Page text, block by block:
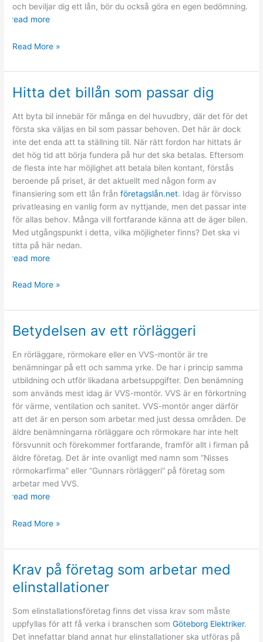
och beviljar dig ett lån, bör du också göra en egen bedömning.
read more
Har
råd
ett
Read More »
Hitta det billån som passar dig
Att byta bil innebär för många en del huvudbry, där det för det
första ska väljas en bil som passar behoven. Det här är dock
inte det enda att ta ställning till. När rätt fordon har hittats är
det hög tid att börja fundera på hur det ska betalas. Eftersom
de flesta inte har möjlighet att betala bilen kontant, förstås
beroende på priset, är det aktuellt med någon form av
finansiering som ett lån frånföretagslån.net. Idag är förvisso
privatleasing en vanlig form av nyttjande, men det passar inte
för allas behov. Många vill fortfarande känna att de äger bilen.
Med utgångspunkt i detta, vilka möjligheter finns? Det ska vi
titta på här nedan.
read more
Hitta
billån
som
passar
Read More »
Betydelsen av ett rörläggeri
En rörläggare, rörmokare eller en VVS-montör är tre
benämningar på ett och samma yrke. De har i princip samma
utbildning och utför likadana arbetsuppgifter. Den benämning
som används mest idag är VVS-montör. VVS är en förkortning
för värme, ventilation och sanitet. VVS-montör anger därför
att det är en person som arbetar med just dessa områden. De
äldre benämningarna rörläggare och rörmokare har inte helt
försvunnit och förekommer fortfarande, framför allt i firman på
äldre företag. Det är inte ovanligt med namn som ”Nisses
rörmokarfirma” eller ”Gunnars rörläggeri” på företag som
arbetar med VVS.
read more
Betydelsen
ett
Read More »
Krav på företag som arbetar med
elinstallationer
Som elinstallationsföretag finns det vissa krav som måste
uppfyllas för att få verka i branschen somGöteborg Elektriker.
Det innefattar bland annat hur elinstallationer ska utföras på